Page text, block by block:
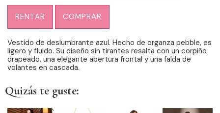
RENTAR COMPRAR
Vestido de deslumbrante azul. Hecho de organza pebble, es
ligero y fluido. Su diseño sin tirantes resalta con un corpiño
drapeado, una elegante abertura frontal y una falda de
volantes en cascada.
Quizás te guste: